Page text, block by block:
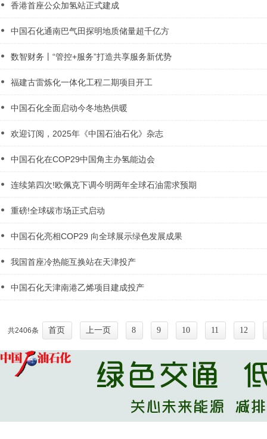
香港首座公众加氢站正式建成
中国石化通南巴气田探明地质储量超千亿方
数智财务丨“管控+服务”打造共享服务新优势
福建古雷炼化一体化工程二期项目开工
中国石化全面启动今冬地热供暖
欢迎订阅，2025年《中国石油石化》杂志
中国石化在COP29中国角主办氢能边会
连续第四次!欧佩克下调今明两年全球石油需求预期
重磅!全球碳市场正式启动
中国石化亮相COP29 向全球展示绿色发展成果
我国首座冷热能互换站在天津投产
中国石化天津南港乙烯项目建成投产
共2406条 首页 上一页 8 9 10 11 12